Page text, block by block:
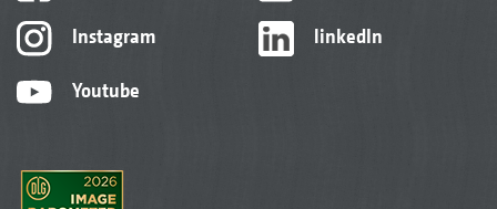
Instagram
Youtube
linkedIn